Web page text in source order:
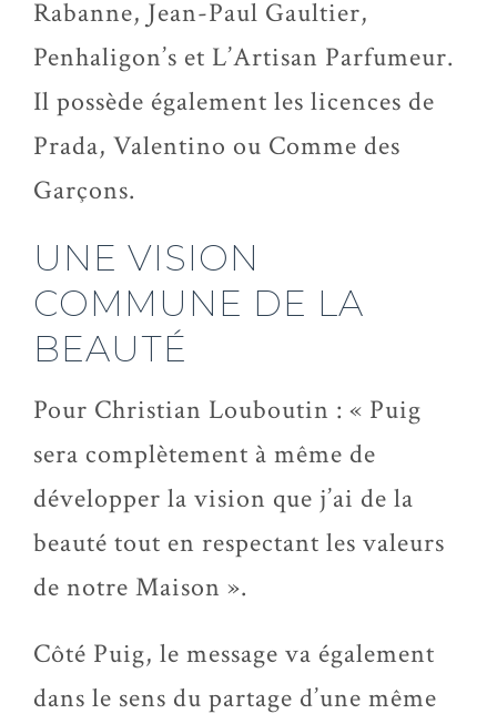
Rabanne, Jean-Paul Gaultier,
Penhaligon’s et L’Artisan Parfumeur.
Il possède également les licences de
Prada, Valentino ou Comme des
Garçons.
UNE VISION
COMMUNE DE LA
BEAUTÉ
Pour Christian Louboutin : « Puig
sera complètement à même de
développer la vision que j’ai de la
beauté tout en respectant les valeurs
de notre Maison ».
Côté Puig, le message va également
dans le sens du partage d’une même